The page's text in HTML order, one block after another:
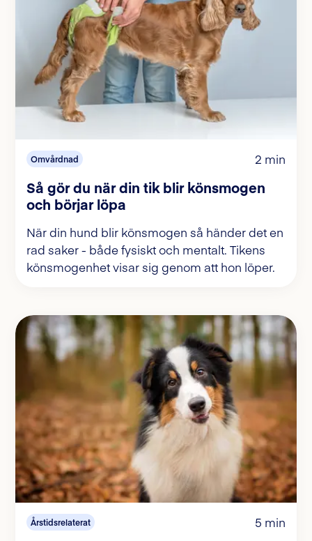
Omvårdnad 2 min
Så gör du när din tik blir könsmogen
och börjar löpa
När din hund blir könsmogen så händer det en
rad saker - både fysiskt och mentalt. Tikens
könsmogenhet visar sig genom att hon löper.
Årstidsrelaterat 5 min